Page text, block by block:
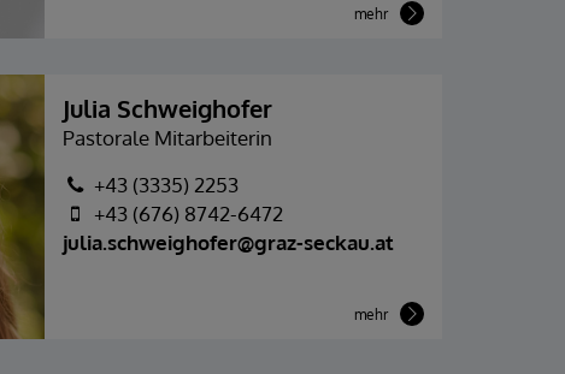
mehr
Julia Schweighofer
Pastorale Mitarbeiterin
+43 (3335) 2253
+43 (676) 8742-6472
julia.schweighofer@graz-seckau.at
mehr